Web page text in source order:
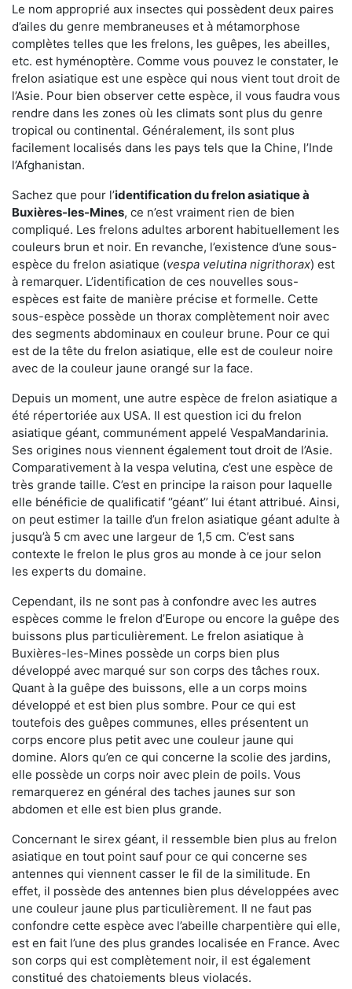
Le nom approprié aux insectes qui possèdent deux paires
d’ailes du genre membraneuses et à métamorphose
complètes telles que les frelons, les guêpes, les abeilles,
etc. est hyménoptère. Comme vous pouvez le constater, le
frelon asiatique est une espèce qui nous vient tout droit de
l’Asie. Pour bien observer cette espèce, il vous faudra vous
rendre dans les zones où les climats sont plus du genre
tropical ou continental. Généralement, ils sont plus
facilement localisés dans les pays tels que la Chine, l’Inde
l’Afghanistan.
Sachez que pour l’identification du frelon asiatiqueà
Buxières-les-Mines, ce n’est vraiment rien de bien
compliqué. Les frelons adultes arborent habituellement les
couleurs brun et noir. En revanche, l’existence d’une sous-
espèce du frelon asiatique (vespa velutina nigrithorax) est
à remarquer. L’identification de ces nouvelles sous-
espèces est faite de manière précise et formelle. Cette
sous-espèce possède un thorax complètement noir avec
des segments abdominaux en couleur brune. Pour ce qui
est de la tête du frelon asiatique, elle est de couleur noire
avec de la couleur jaune orangé sur la face.
Depuis un moment, une autre espèce de frelon asiatique a
été répertoriée aux USA. Il est question ici du frelon
asiatique géant, communément appelé VespaMandarinia.
Ses origines nous viennent également tout droit de l’Asie.
Comparativement à la vespa velutina, c’est une espèce de
très grande taille. C’est en principe la raison pour laquelle
elle bénéficie de qualificatif ‘’géant’’ lui étant attribué. Ainsi,
on peut estimer la taille d’un frelon asiatique géant adulte à
jusqu’à 5 cm avec une largeur de 1,5 cm. C’est sans
contexte le frelon le plus gros au monde à ce jour selon
les experts du domaine.
Cependant, ils ne sont pas à confondre avec les autres
espèces comme le frelon d’Europe ou encore la guêpe des
buissons plus particulièrement. Le frelon asiatique à
Buxières-les-Mines possède un corps bien plus
développé avec marqué sur son corps des tâches roux.
Quant à la guêpe des buissons, elle a un corps moins
développé et est bien plus sombre. Pour ce qui est
toutefois des guêpes communes, elles présentent un
corps encore plus petit avec une couleur jaune qui
domine. Alors qu’en ce qui concerne la scolie des jardins,
elle possède un corps noir avec plein de poils. Vous
remarquerez en général des taches jaunes sur son
abdomen et elle est bien plus grande.
Concernant le sirex géant, il ressemble bien plus au frelon
asiatique en tout point sauf pour ce qui concerne ses
antennes qui viennent casser le fil de la similitude. En
effet, il possède des antennes bien plus développées avec
une couleur jaune plus particulièrement. Il ne faut pas
confondre cette espèce avec l’abeille charpentière qui elle,
est en fait l’une des plus grandes localisée en France. Avec
son corps qui est complètement noir, il est également
constitué des chatoiements bleus violacés.